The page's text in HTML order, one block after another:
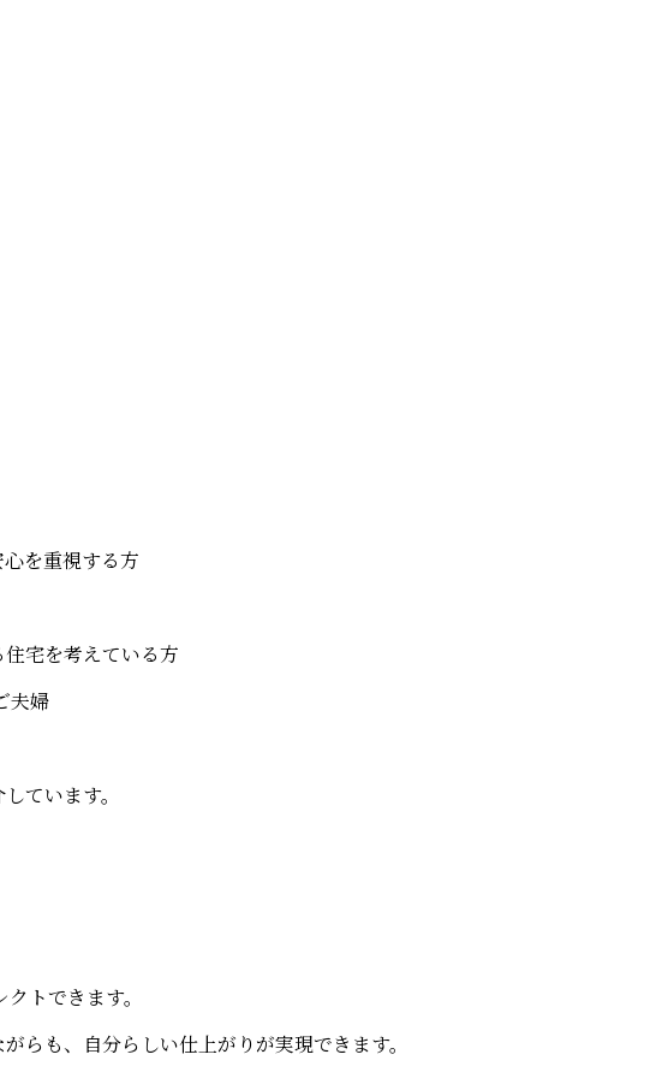
を重視する方
宅を考えている方
夫婦
ています。
トできます。
らも、自分らしい仕上がりが実現できます。